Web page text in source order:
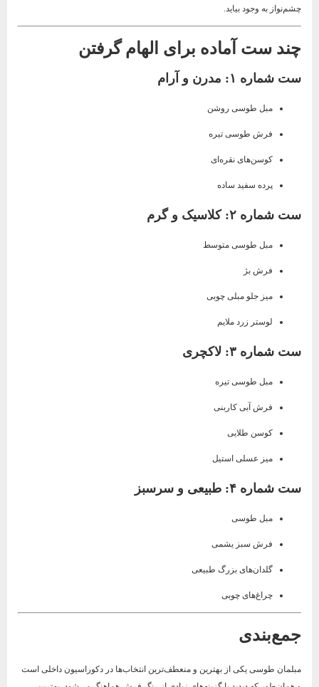
چشم‌نواز به وجود بیاید.
چند ست آماده برای الهام گرفتن
ست شماره ۱: مدرن و آرام
مبل طوسی روشن
فرش طوسی تیره
کوسن‌های نقره‌ای
پرده سفید ساده
ست شماره ۲: کلاسیک و گرم
مبل طوسی متوسط
فرش بژ
میز جلو مبلی چوبی
لوستر زرد ملایم
ست شماره ۳: لاکچری
مبل طوسی تیره
فرش آبی کاربنی
کوسن طلایی
میز عسلی استیل
ست شماره ۴: طبیعی و سرسبز
مبل طوسی
فرش سبز یشمی
گلدان‌های بزرگ طبیعی
چراغ‌های چوبی
جمع‌بندی
مبلمان طوسی یکی از بهترین و منعطف‌ترین انتخاب‌ها در دکوراسیون داخلی است